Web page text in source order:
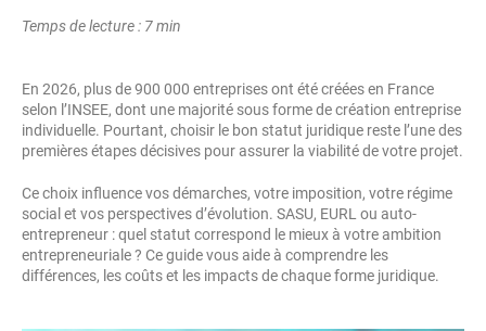
Temps de lecture : 7 min
En 2026, plus de 900 000 entreprises ont été créées en France
selon l’INSEE, dont une majorité sous forme de création entreprise
individuelle. Pourtant, choisir le bon statut juridique reste l’une des
premières étapes décisives pour assurer la viabilité de votre projet.
Ce choix influence vos démarches, votre imposition, votre régime
social et vos perspectives d’évolution. SASU, EURL ou auto-
entrepreneur : quel statut correspond le mieux à votre ambition
entrepreneuriale ? Ce guide vous aide à comprendre les
différences, les coûts et les impacts de chaque forme juridique.